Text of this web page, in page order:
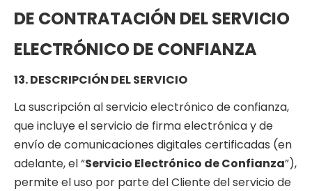
DE CONTRATACIÓN DEL SERVICIO
ELECTRÓNICO DE CONFIANZA
13. DESCRIPCIÓN DEL SERVICIO
La suscripción al servicio electrónico de confianza,
que incluye el servicio de firma electrónica y de
envío de comunicaciones digitales certificadas (en
adelante, el “Servicio Electrónico de Confianza”),
permite el uso por parte del Cliente del servicio de